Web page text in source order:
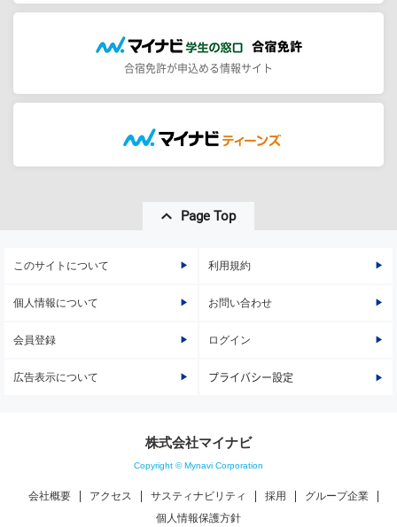
合宿免許が申込める情報サイト
Page Top
このサイトについて 利用規約
個人情報について お問い合わせ
会員登録 ログイン
広告表示について プライバシー設定
株式会社マイナビ
Copyright © Mynavi Corporation
会社概要 アクセス サスティナビリティ 採用
グループ企業
個人情報保護方針